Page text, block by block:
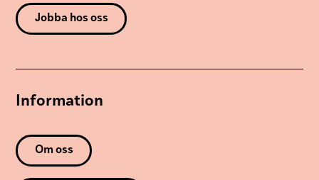
Jobba hos oss
Information
Om oss